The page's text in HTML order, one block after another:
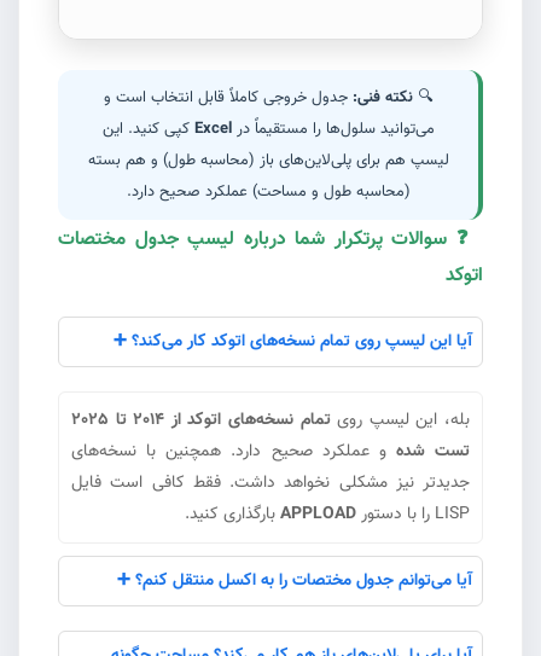
🔍نکته فنی: جدول خروجی کاملاً قابل انتخاب است و
می‌توانید سلول‌ها را مستقیماً درExcel کپی کنید. این
لیسپ هم برای پلی‌لاین‌های باز (محاسبه طول) و هم بسته
(محاسبه طول و مساحت) عملکرد صحیح دارد.
❓ سوالات پرتکرار شما درباره لیسپ جدول مختصات
اتوکد
آیا این لیسپ روی تمام نسخه‌های اتوکد کار می‌کند؟ ➕
بله، این لیسپ روی
تمام نسخه‌های اتوکد از 2014 تا 2025
تست شده و عملکرد صحیح دارد. همچنین با نسخه‌های
جدیدتر نیز مشکلی نخواهد داشت. فقط کافی است فایل
LISP را با دستور
APPLOADبارگذاری کنید.
آیا می‌توانم جدول مختصات را به اکسل منتقل کنم؟ ➕